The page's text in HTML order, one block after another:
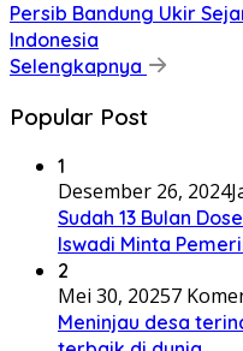
Persib Bandung Ukir
Indonesia
Selengkapnya
Popular Post
1
Desember 26, 2024
Sudah 13 Bulan
Iswadi Minta
2
Mei 30, 20257
Meninjau desa